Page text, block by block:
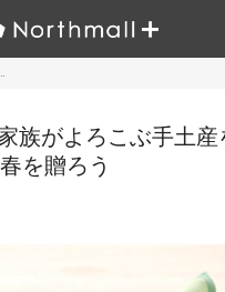
族がよろこぶ手土産
を贈ろう